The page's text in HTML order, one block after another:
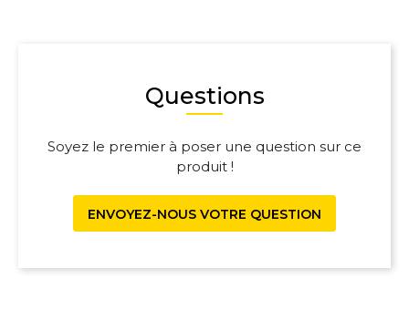
Questions
Soyez le premier à poser une question sur ce
produit !
ENVOYEZ-NOUS VOTRE QUESTION